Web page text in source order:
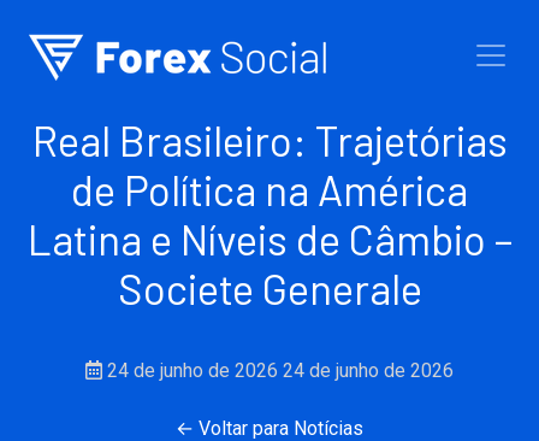
Real Brasileiro: Trajetórias
de Política na América
Latina e Níveis de Câmbio –
Societe Generale
24 de junho de 2026 24 de junho de 2026
← Voltar para Notícias